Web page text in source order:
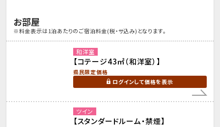
お部屋
※料金表示は1泊あたりのご宿泊料金(税・サ込み)となります。
和洋室
【コテージ43㎡（和洋室）】
県民限定価格
ログインして価格を表示
ツイン
【スタンダードルーム・禁煙】